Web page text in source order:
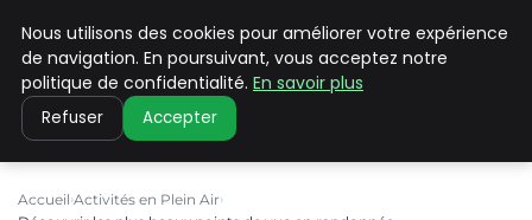
PILAT PATRIMOINES
Accueil Activités en Plein Air
Nous utilisons des cookies pour améliorer votre expérience
de navigation. En poursuivant, vous acceptez notre
politique de confidentialité. En savoir plus
Refuser Accepter